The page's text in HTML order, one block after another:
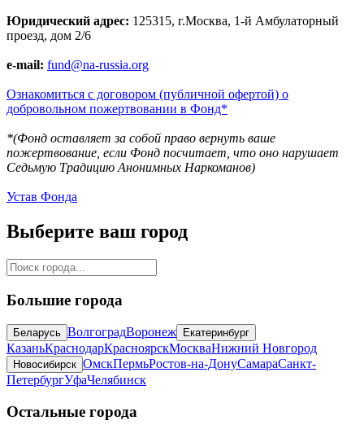
Юридический адрес: 125315, г.Москва, 1-й Амбулаторный
проезд, дом 2/6
e-mail: fund@na-russia.org
Ознакомиться с договором (публичной офертой) о
добровольном пожертвовании в Фонд*
*(Фонд оставляет за собой право вернуть ваше
пожертвование, если Фонд посчитает, что оно нарушает
Седьмую Традицию Анонимных Наркоманов)
Устав Фонда
Выберите ваш город
Большие города
Беларусь ВолгоградВоронеж Екатеринбург
КазаньКраснодарКрасноярскМоскваНижний Новгород
Новосибирск ОмскПермьРостов-на-ДонуСамараСанкт-
ПетербургУфаЧелябинск
Остальные города